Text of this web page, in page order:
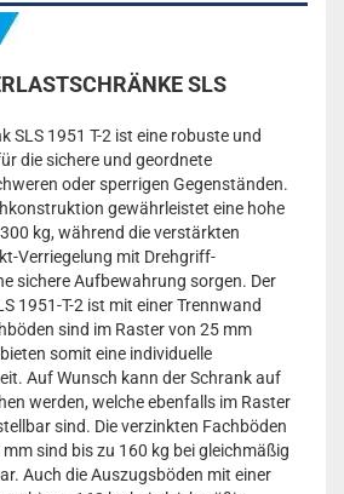
SLS
SLS 1951 T-2 ist eine robuste und
die sichere und geordnete
oder sperrigen Gegenständen.
gewährleistet eine hohe
kg, während die verstärkten
Verriegelung mit Drehgriff-
sichere Aufbewahrung sorgen. Der
1951-T-2 ist mit einer Trennwand
sind im Raster von 25 mm
somit eine individuelle
Auf Wunsch kann der Schrank auf
werden, welche ebenfalls im Raster
sind. Die verzinkten Fachböden
sind bis zu 160 kg bei gleichmäßig
Auch die Auszugsböden mit einer